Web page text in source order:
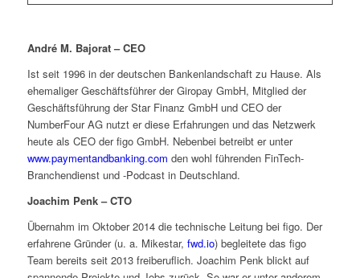
André M. Bajorat – CEO
Ist seit 1996 in der deutschen Bankenlandschaft zu Hause. Als
ehemaliger Geschäftsführer der Giropay GmbH, Mitglied der
Geschäftsführung der Star Finanz GmbH und CEO der
NumberFour AG nutzt er diese Erfahrungen und das Netzwerk
heute als CEO der figo GmbH. Nebenbei betreibt er unter
www.paymentandbanking.com den wohl führenden FinTech-
Branchendienst und -Podcast in Deutschland.
Joachim Penk – CTO
Übernahm im Oktober 2014 die technische Leitung bei figo. Der
erfahrene Gründer (u. a. Mikestar, fwd.io) begleitete das figo
Team bereits seit 2013 freiberuflich. Joachim Penk blickt auf